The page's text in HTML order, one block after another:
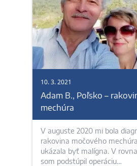
10. 3. 2021
Adam B., Poľsko –
mechúra
V auguste 2020 mi bola
rakovina močového
ukázala byť malígna. V
som podstúpil operáciu…